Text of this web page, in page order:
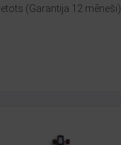
(Garantija 12 mēneši)